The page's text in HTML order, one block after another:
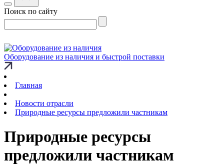
Поиск по сайту
Оборудование из наличия и быстрой поставки
Главная
Новости отрасли
Природные ресурсы предложили частникам
Природные ресурсы
предложили частникам